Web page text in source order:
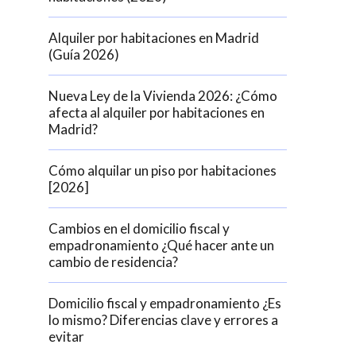
Alquiler por habitaciones en Madrid
(Guía 2026)
Nueva Ley de la Vivienda 2026: ¿Cómo
afecta al alquiler por habitaciones en
Madrid?
Cómo alquilar un piso por habitaciones
[2026]
Cambios en el domicilio fiscal y
empadronamiento ¿Qué hacer ante un
cambio de residencia?
Domicilio fiscal y empadronamiento ¿Es
lo mismo? Diferencias clave y errores a
evitar
este
de
uso